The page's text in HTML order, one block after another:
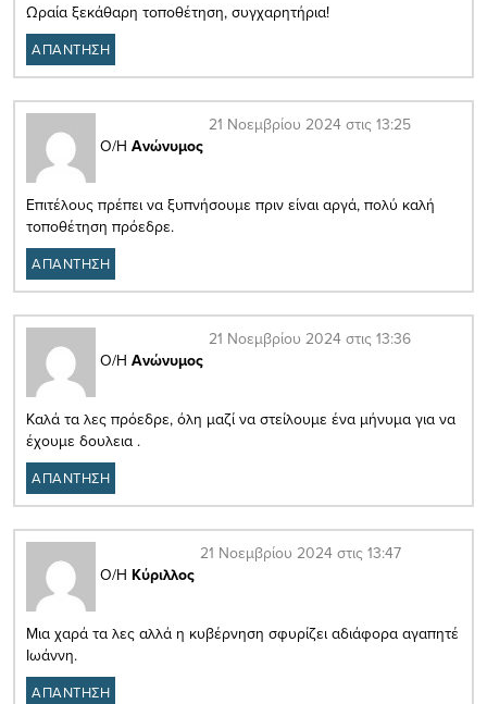
Ωραία ξεκάθαρη τοποθέτηση, συγχαρητήρια!
ΑΠΑΝΤΗΣΗ
Ο/Η Ανώνυμος
21 Νοεμβρίου 2024 στις 13:25
Επιτέλους πρέπει να ξυπνήσουμε πριν είναι αργά, πολύ καλή
τοποθέτηση πρόεδρε.
ΑΠΑΝΤΗΣΗ
Ο/Η Ανώνυμος
21 Νοεμβρίου 2024 στις 13:36
Καλά τα λες πρόεδρε, όλη μαζί να στείλουμε ένα μήνυμα για να
έχουμε δουλεια .
ΑΠΑΝΤΗΣΗ
Ο/Η Κύριλλος
21 Νοεμβρίου 2024 στις 13:47
Μια χαρά τα λες αλλά η κυβέρνηση σφυρίζει αδιάφορα αγαπητέ
Ιωάννη.
ΑΠΑΝΤΗΣΗ